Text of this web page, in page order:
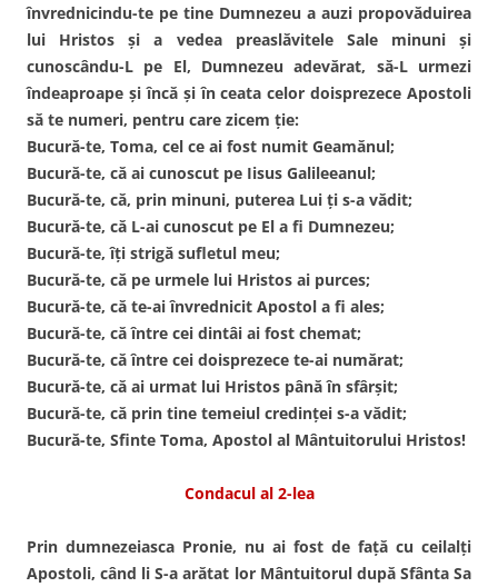
învrednicindu-te pe tine Dumnezeu a auzi propovăduirea
lui Hristos şi a vedea preaslăvitele Sale minuni şi
cunoscându-L pe El, Dumnezeu adevărat, să-L urmezi
îndeaproape şi încă şi în ceata celor doisprezece Apostoli
să te numeri, pentru care zicem ţie:
Bucură-te, Toma, cel ce ai fost numit Geamănul;
Bucură-te, că ai cunoscut pe Iisus Galileeanul;
Bucură-te, că, prin minuni, puterea Lui ţi s-a vădit;
Bucură-te, că L-ai cunoscut pe El a fi Dumnezeu;
Bucură-te, îţi strigă sufletul meu;
Bucură-te, că pe urmele lui Hristos ai purces;
Bucură-te, că te-ai învrednicit Apostol a fi ales;
Bucură-te, că între cei dintâi ai fost chemat;
Bucură-te, că între cei doisprezece te-ai numărat;
Bucură-te, că ai urmat lui Hristos până în sfârşit;
Bucură-te, că prin tine temeiul credinţei s-a vădit;
Bucură-te, Sfinte Toma, Apostol al Mântuitorului Hristos!
Condacul al 2-lea
Prin dumnezeiasca Pronie, nu ai fost de faţă cu ceilalţi
Apostoli, când li S-a arătat lor Mântuitorul după Sfânta Sa